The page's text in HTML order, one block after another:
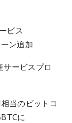
ビス
ン追加
ービスプロ
当のビットコ
に